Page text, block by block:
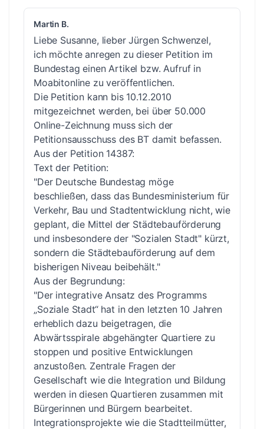
Martin B.
Liebe Susanne, lieber Jürgen Schwenzel,
ich möchte anregen zu dieser Petition im
Bundestag einen Artikel bzw. Aufruf in
Moabitonline zu veröffentlichen.
Die Petition kann bis 10.12.2010
mitgezeichnet werden, bei über 50.000
Online-Zeichnung muss sich der
Petitionsausschuss des BT damit befassen.
Aus der Petition 14387:
Text der Petition:
"Der Deutsche Bundestag möge
beschließen, dass das Bundesministerium für
Verkehr, Bau und Stadtentwicklung nicht, wie
geplant, die Mittel der Städtebauförderung
und insbesondere der "Sozialen Stadt" kürzt,
sondern die Städtebauförderung auf dem
bisherigen Niveau beibehält."
Aus der Begrundung:
"Der integrative Ansatz des Programms
„Soziale Stadt“ hat in den letzten 10 Jahren
erheblich dazu beigetragen, die
Abwärtsspirale abgehängter Quartiere zu
stoppen und positive Entwicklungen
anzustoßen. Zentrale Fragen der
Gesellschaft wie die Integration und Bildung
werden in diesen Quartieren zusammen mit
Bürgerinnen und Bürgern bearbeitet.
Integrationsprojekte wie die Stadtteilmütter,